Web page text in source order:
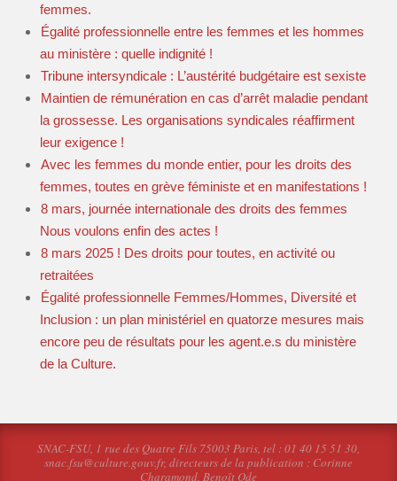
femmes.
Égalité professionnelle entre les femmes et les hommes
au ministère : quelle indignité !
Tribune intersyndicale : L’austérité budgétaire est sexiste
Maintien de rémunération en cas d’arrêt maladie pendant
la grossesse. Les organisations syndicales réaffirment
leur exigence !
Avec les femmes du monde entier, pour les droits des
femmes, toutes en grève féministe et en manifestations !
8 mars, journée internationale des droits des femmes
Nous voulons enfin des actes !
8 mars 2025 ! Des droits pour toutes, en activité ou
retraitées
Égalité professionnelle Femmes/Hommes, Diversité et
Inclusion : un plan ministériel en quatorze mesures mais
encore peu de résultats pour les agent.e.s du ministère
de la Culture.
SNAC-FSU, 1 rue des Quatre Fils 75003 Paris, tel : 01 40 15 51 30,
snac.fsu@culture.gouv.fr, directeurs de la publication : Corinne
Charamond, Benoît Ode